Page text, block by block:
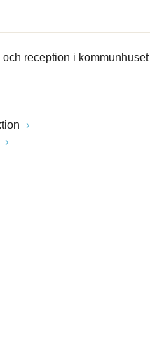
reception i kommunhuset